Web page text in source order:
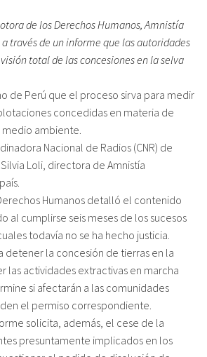
de los Derechos Humanos, Amnistía
través de un informe que las autoridades
total de las concesiones en la selva
de Perú que el proceso sirva para medir
concedidas en materia de
medio ambiente.
Nacional de Radios (CNR) de
Loli, directora de Amnistía
Humanos detalló el contenido
al cumplirse seis meses de los sucesos
todavía no se ha hecho justicia.
detener la concesión de tierras en la
las actividades extractivas en marcha
si afectarán a las comunidades
el permiso correspondiente.
solicita, además, el cese de la
presuntamente implicados en los